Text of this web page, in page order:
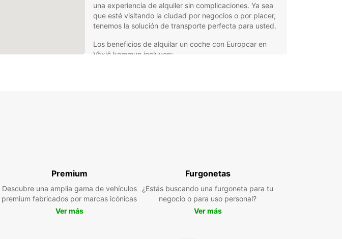
una experiencia de alquiler sin complicaciones. Ya sea
que esté visitando la ciudad por negocios o por placer,
tenemos la solución de transporte perfecta para usted.
Los beneficios de alquilar un coche con Europcar en
Växjö kommun incluyen:
Atención personalizada de nuestro equipo de
No importa si se encuentra en Växjö kommun por un
corto período de tiempo o si planea una estadía
prolongada, Europcar tiene el vehículo adecuado para
Premium
Descubre una amplia gama de vehículos
premium fabricados por marcas icónicas
Ver más
Furgonetas
¿Estás buscando una furgoneta para tu
negocio o para uso personal?
Ver más